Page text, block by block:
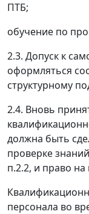
ПТБ;
обучение по
2.3. Допуск к
оформляться
структурному
2.4. Вновь
должна быть
проверке
п.2.2, и право
персонала во